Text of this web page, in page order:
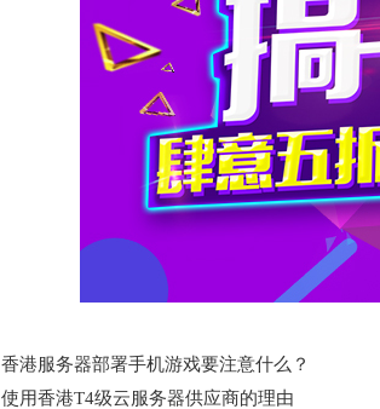
香港服务器部署手机游戏要注意什么？
使用香港T4级云服务器供应商的理由